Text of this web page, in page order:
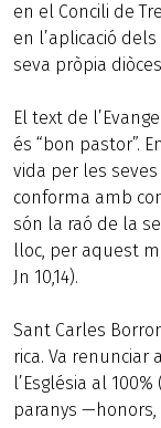
en el Concili de
en l’aplicació
seva pròpia
El text de
és “bon pastor”.
vida per les seves
conforma amb
són la raó de la
lloc, per aquest
Jn 10,14).
Sant Carles
rica. Va renunciar
l’Església al
paranys